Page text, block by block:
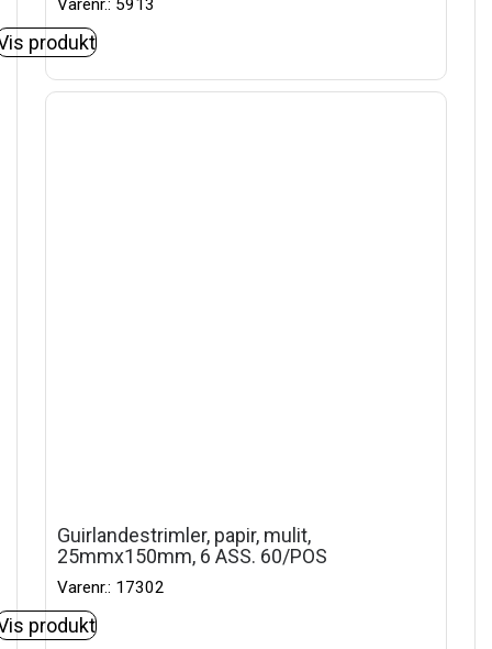
Varenr.: 5913
produkt
Guirlandestrimler, papir, mulit,
25mmx150mm, 6 ASS. 60/POS
Varenr.: 17302
produkt